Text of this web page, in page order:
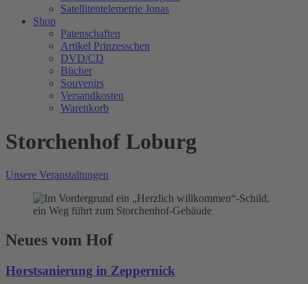
Satellitentelemetrie Jonas
Shop
Patenschaften
Artikel Prinzesschen
DVD/CD
Bücher
Souvenirs
Versandkosten
Warenkorb
Storchenhof Loburg
Unsere Veranstaltungen
Neues vom Hof
Horstsanierung in Zeppernick